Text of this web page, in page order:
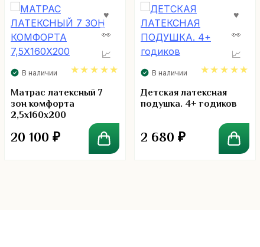
В наличии
5.00
Матрас латексный 7
зон комфорта
2,5х160х200
20 100 ₽
В наличии
5.00
Детская латексная
подушка. 4+ годиков
2 680 ₽